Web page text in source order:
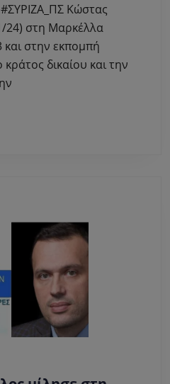
24) στη Μαρκέλλα
και στην εκπομπή
δικαίου και την